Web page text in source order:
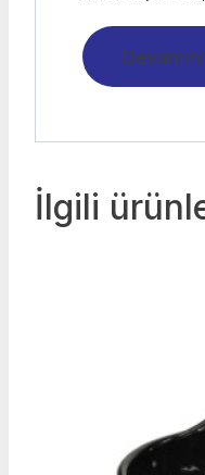
İlgili